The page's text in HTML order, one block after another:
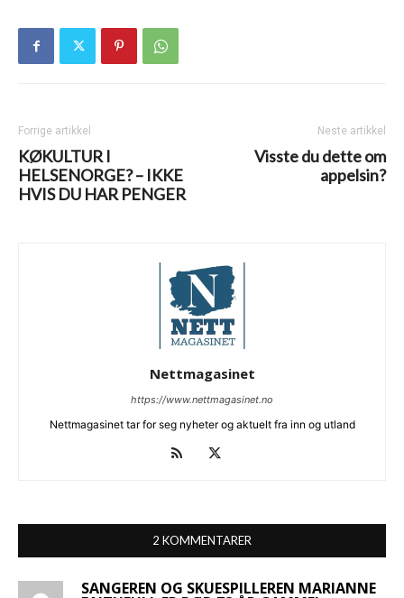
Forrige artikkel
KØKULTUR I
HELSENORGE? – IKKE
HVIS DU HAR PENGER
Neste artikkel
Visste du dette om
appelsin?
Nettmagasinet
https://www.nettmagasinet.no
Nettmagasinet tar for seg nyheter og aktuelt fra inn og utland
2 KOMMENTARER
SANGEREN OG SKUESPILLEREN MARIANNE